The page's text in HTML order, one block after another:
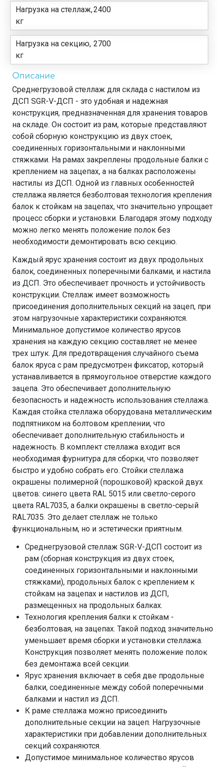
Нагрузка на стеллаж,
кг
2400
Нагрузка на секцию,
кг
2700
Описание
Среднегрузовой стеллаж для склада с настилом из
ДСП SGR-V-ДСП - это удобная и надежная
конструкция, предназначенная для хранения товаров
на складе. Он состоит из рам, которые представляют
собой сборную конструкцию из двух стоек,
соединенных горизонтальными и наклонными
стяжками. На рамах закреплены продольные балки с
креплением на зацепах, а на балках расположены
настилы из ДСП. Одной из главных особенностей
стеллажа является безболтовая технология крепления
балок к стойкам на зацепах, что значительно упрощает
процесс сборки и установки. Благодаря этому подходу
можно легко менять положение полок без
необходимости демонтировать всю секцию.
Каждый ярус хранения состоит из двух продольных
балок, соединенных поперечными балками, и настила
из ДСП. Это обеспечивает прочность и устойчивость
конструкции. Стеллаж имеет возможность
присоединения дополнительных секций на зацеп, при
этом нагрузочные характеристики сохраняются.
Минимальное допустимое количество ярусов
хранения на каждую секцию составляет не менее
трех штук. Для предотвращения случайного съема
балок яруса с рам предусмотрен фиксатор, который
устанавливается в прямоугольное отверстие каждого
зацепа. Это обеспечивает дополнительную
безопасность и надежность использования стеллажа.
Каждая стойка стеллажа оборудована металлическим
подпятником на болтовом креплении, что
обеспечивает дополнительную стабильность и
надежность. В комплект стеллажа входит вся
необходимая фурнитура для сборки, что позволяет
быстро и удобно собрать его. Стойки стеллажа
окрашены полимерной (порошковой) краской двух
цветов: синего цвета RAL 5015 или светло-серого
цвета RAL7035, а балки окрашены в светло-серый
RAL7035. Это делает стеллаж не только
функциональным, но и эстетически приятным.
Среднегрузовой стеллаж SGR-V-ДСП состоит из
рам (сборная конструкция из двух стоек,
соединенных горизонтальными и наклонными
стяжками), продольных балок с креплением к
стойкам на зацепах и настилов из ДСП,
размещенных на продольных балках.
Технология крепления балки к стойкам -
безболтовая, на зацепах. Такой подход значительно
уменьшает время сборки и установки стеллажа.
Конструкция позволяет менять положение полок
без демонтажа всей секции.
Ярус хранения включает в себя две продольные
балки, соединенные между собой поперечными
балками и настил из ДСП.
К раме стеллажа можно присоединить
дополнительные секции на зацеп. Нагрузочные
характеристики при добавлении дополнительных
секций сохраняются.
Допустимое минимальное количество ярусов